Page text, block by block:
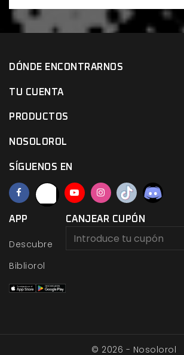
DÓNDE ENCONTRARNOS
TU CUENTA
PRODUCTOS
NOSOLOROL
SÍGUENOS EN
APP
Descubre
Bibliorol
CANJEAR CUPÓN
© 2026 - Nosolorol